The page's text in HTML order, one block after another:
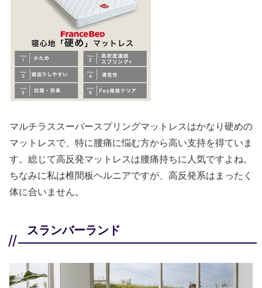
マルチラススーパースプリングマットレスはかなり硬めの
マットレスで、特に腰痛に悩む方から高い支持を得ていま
す。総じて高反発マットレスは腰痛持ちに人気ですよね。
ちなみに私は椎間板ヘルニアですが、高反発系はまったく
体に合いません。
スランバーランド